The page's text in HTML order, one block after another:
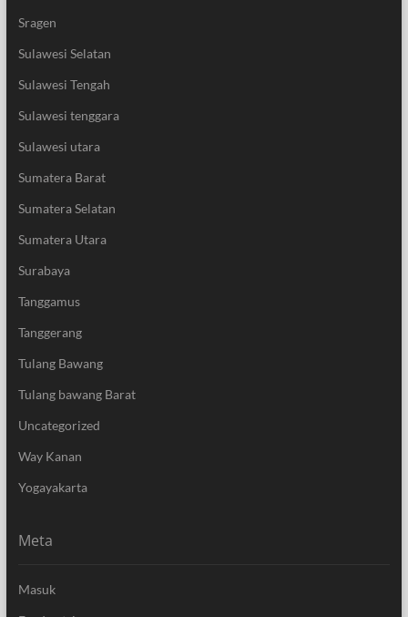
Sragen
Sulawesi Selatan
Sulawesi Tengah
Sulawesi tenggara
Sulawesi utara
Sumatera Barat
Sumatera Selatan
Sumatera Utara
Surabaya
Tanggamus
Tanggerang
Tulang Bawang
Tulang bawang Barat
Uncategorized
Way Kanan
Yogayakarta
Meta
Masuk